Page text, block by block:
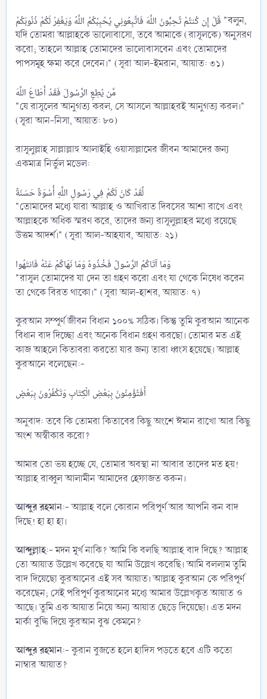
যদি তোমরা আল্লাহকে ভালোবাসো, তবে আমাকে (রাসূলকে) অনুসরণ
করো; তাহলে আল্লাহ তোমাদের ভালোবাসবেন এবং তোমাদের
পাপসমূহ ক্ষমা করে দেবেন।" (সূরা আল-ইমরান, আয়াত: ৩১)
‎مَّن يُطِعِ الرَّسُولَ فَقَدْ أَطَاعَ اللَّهَ
‎"যে রাসূলের আনুগত্য করল, সে আসলে আল্লাহরই আনুগত্য করল।"
(সূরা আন-নিসা, আয়াত: ৮০)
‎রাসূলুল্লাহ সাল্লাল্লাহু আলাইহি ওয়াসাল্লামের জীবন আমাদের জন্য
একমাত্র নির্ভুল মডেল:
‎لَّقَدْ كَانَ لَكُمْ فِي رَسُولِ اللَّهِ أُسْوَةٌ حَسَنَةٌ
‎"তোমাদের মধ্যে যারা আল্লাহ ও আখিরাত দিবসের আশা রাখে এবং
আল্লাহকে অধিক স্মরণ করে, তাদের জন্য রাসূলুল্লাহর মধ্যে রয়েছে
উত্তম আদর্শ।" (সূরা আল-আহযাব, আয়াত: ২১)
‎وَمَا آتَاكُمُ الرَّسُولُ فَخُذُوهُ وَمَا نَهَاكُمْ عَنْهُ فَانتَهُوا
‎"রাসূল তোমাদের যা দেন তা গ্রহণ করো এবং যা থেকে নিষেধ করেন
তা থেকে বিরত থাকো।" (সূরা আল-হাশর, আয়াত: ৭)
‎কুরআন সম্পূর্ণ জীবন বিধান ১০০% সঠিক। কিন্তু তুমি কুরআন আনেক
বিধান বাদ দিচ্ছো এবং অনেক বিধান গ্রহণ করছো। তোমার মত এই
কাজ আহলে কিতাবরা করতো যার জন্য তারা ধ্বংস হয়েছে। আল্লাহ
কুরআনে বলেছেন:-
‎أَفَتُؤْمِنُونَ بِبَعْضِ الْكِتَابِ وَتَكْفُرُونَ بِبَعْضٍ
‎অনুবাদ: তবে কি তোমরা কিতাবের কিছু অংশে ঈমান রাখো আর কিছু
অংশ অস্বীকার করো?
‎আমার তো ভয় হচ্ছে যে, তোমার অবস্থা না আবার তাদের মত হয়!
আল্লাহ রাব্বুল আলামীন আমাদের হেফাজত করুন।
‎আব্দুর রহমান:- আল্লাহ বলে কোরান পরিপূর্ণ আর আপনি কন বাদ
দিছে! হা হা হা।
আব্দুল্লাহ:- মদন মূর্খ নাকি? আমি কি বলছি আল্লাহ বাদ দিছে? আল্লাহ
তো আয়াত উল্লেখ করেছে যা আমি উল্লেখ করেছি। আমি বললাম তুমি
বাদ দিয়েছো কুরআনের এই সব আয়াত। আল্লাহ কুরআন কে পরিপূর্ণ
করেছেন; সেই পরিপূর্ণ কুরআনের মধ্যে আমার উল্লেখকৃত আয়াত ও
আছে। তুমি এক আয়াত নিয়ে অন্য আয়াত ছেড়ে দিয়েছো। এত মদন
মার্কা বুদ্ধি দিয়ে কুরআন বুঝ কেমনে?
‎আব্দুর রহমান:- কুরান বুজতে হলে হাদিস পড়তে হবে এটি কতো
নাম্বার আয়াত?